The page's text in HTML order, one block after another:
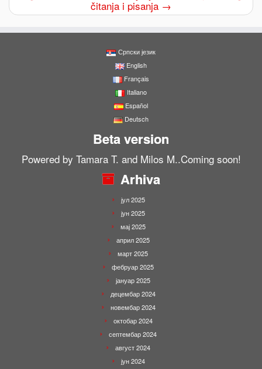
čitanja i pisanja →
Српски језик
English
Français
Italiano
Español
Deutsch
Beta version
Powered by Tamara T. and Milos M..Coming soon!
Arhiva
јул 2025
јун 2025
мај 2025
април 2025
март 2025
фебруар 2025
јануар 2025
децембар 2024
новембар 2024
октобар 2024
септембар 2024
август 2024
јун 2024